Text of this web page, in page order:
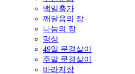
백일출가
깨달음의 장
나눔의 장
명상
49일 문경살이
주말 문경살이
바라지장